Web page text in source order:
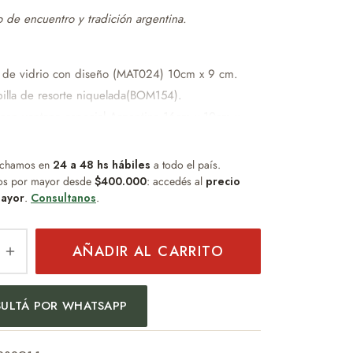
de encuentro y tradición argentina.
vidrio con diseño (MAT024) 10cm x 9 cm.
de resorte niquelada(BOM154).
(ventana)12cm x 6cm.
distinguido que combina diseño, practicidad y
de personalización con DTFUV.
en24 a 48 hs hábiles a todo el país.
por mayor desde$400.000: accedés al precio
. Consultanos.
AÑADIR AL CARRITO
POR WHATSAPP